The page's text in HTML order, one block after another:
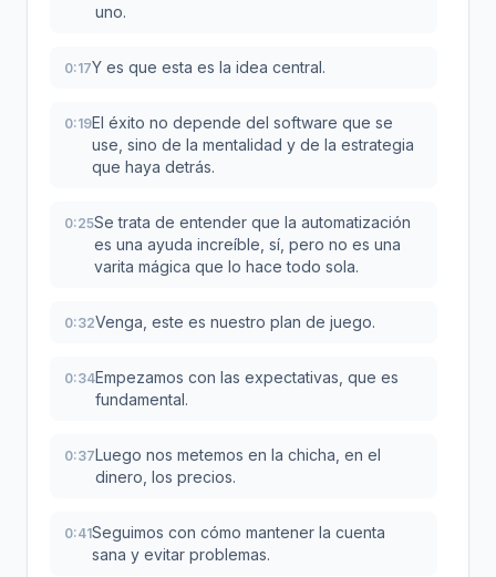
uno.
0:17Y es que esta es la idea central.
0:19El éxito no depende del software que se
use, sino de la mentalidad y de la estrategia
que haya detrás.
0:25Se trata de entender que la automatización
es una ayuda increíble, sí, pero no es una
varita mágica que lo hace todo sola.
0:32Venga, este es nuestro plan de juego.
0:34Empezamos con las expectativas, que es
fundamental.
0:37Luego nos metemos en la chicha, en el
dinero, los precios.
0:41Seguimos con cómo mantener la cuenta
sana y evitar problemas.